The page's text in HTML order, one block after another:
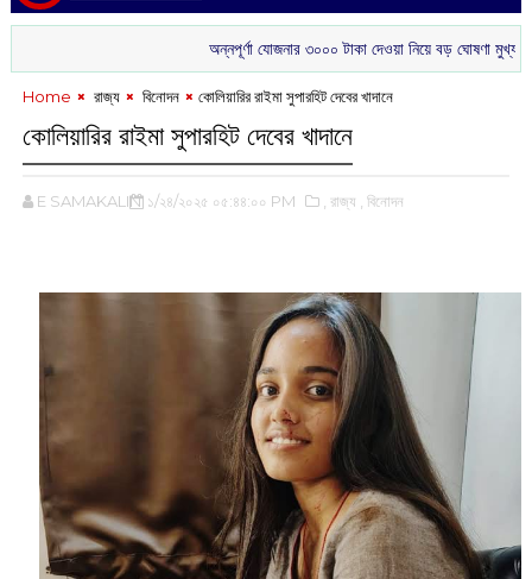
অন্নপূর্ণা যোজনার ৩০০০ টাকা দেওয়া নিয়ে বড় ঘোষণা মুখ্যমন্ত্রীর
Home ‌ রাজ্য ‌ বিনোদন কোলিয়ারির রাইমা সুপারহিট দেবের খাদানে
কোলিয়ারির রাইমা সুপারহিট দেবের খাদানে
E SAMAKALIN ১/২৪/২০২৫ ০৫:৪৪:০০ PM ,‌ রাজ্য ,‌ বিনোদন